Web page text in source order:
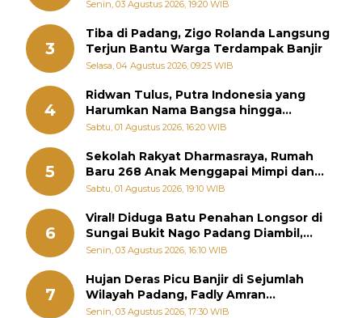
Senin, 03 Agustus 2026, 19:20 WIB
3
Tiba di Padang, Zigo Rolanda Langsung
Terjun Bantu Warga Terdampak Banjir
Selasa, 04 Agustus 2026, 09:25 WIB
4
Ridwan Tulus, Putra Indonesia yang
Harumkan Nama Bangsa hingga
Diabadikan dalam Buku Jepang
Sabtu, 01 Agustus 2026, 16:20 WIB
5
Sekolah Rakyat Dharmasraya, Rumah
Baru 268 Anak Menggapai Mimpi dan
Memutus Rantai Kemiskinan
Sabtu, 01 Agustus 2026, 19:10 WIB
6
Viral! Diduga Batu Penahan Longsor di
Sungai Bukit Nago Padang Diambil,
Warga Khawatir Bencana Terulang
Senin, 03 Agustus 2026, 16:10 WIB
7
Hujan Deras Picu Banjir di Sejumlah
Wilayah Padang, Fadly Amran
Perintahkan OPD Siaga
Senin, 03 Agustus 2026, 17:30 WIB